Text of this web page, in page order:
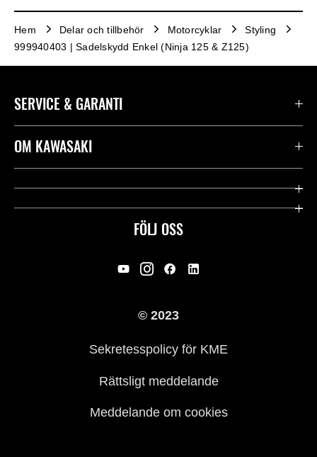
Hem Delar och tillbehör Motorcyklar
Styling
999940403 | Sadelskydd Enkel (Ninja 125 & Z125)
FÖLJ OSS
SERVICE & GARANTI
Kontakta oss
Användbara länkar
Rättsligt & Sekretess
OM KAWASAKI
Företag
© 2023
Sekretesspolicy för KME
Rättsligt meddelande
Meddelande om cookies